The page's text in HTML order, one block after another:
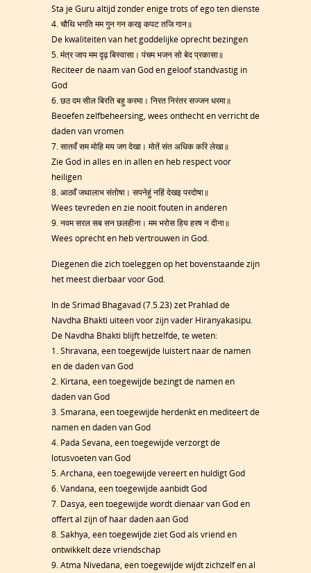
Sta je Guru altijd zonder enige trots of ego ten dienste
4. चौथि भगति मम गुन गन करइ कपट तजि गान॥
De kwaliteiten van het goddelijke oprecht bezingen
5. मंत्र जाप मम दृढ़ बिस्वासा। पंचम भजन सो बेद प्रकासा॥
Reciteer de naam van God en geloof standvastig in
God
6. छठ दम सील बिरति बहु करमा। निरत निरंतर सज्जन धरमा॥
Beoefen zelfbeheersing, wees onthecht en verricht de
daden van vromen
7. सातवँ सम मोहि मय जग देखा। मोतें संत अधिक करि लेखा॥
Zie God in alles en in allen en heb respect voor
heiligen
8. आठवँ जथालाभ संतोषा। सपनेहुं नहिं देखइ परदोषा॥
Wees tevreden en zie nooit fouten in anderen
9. नवम सरल सब सन छलहीना। मम भरोस हिय हरष न दीना॥
Wees oprecht en heb vertrouwen in God.
Diegenen die zich toeleggen op het bovenstaande zijn
het meest dierbaar voor God.
In de Srimad Bhagavad (7.5.23) zet Prahlad de
Navdha Bhakti uiteen voor zijn vader Hiranyakasipu.
De Navdha Bhakti blijft hetzelfde, te weten:
1. Shravana, een toegewijde luistert naar de namen
en de daden van God
2. Kirtana, een toegewijde bezingt de namen en
daden van God
3. Smarana, een toegewijde herdenkt en mediteert de
namen en daden van God
4. Pada Sevana, een toegewijde verzorgt de
lotusvoeten van God
5. Archana, een toegewijde vereert en huldigt God
6. Vandana, een toegewijde aanbidt God
7. Dasya, een toegewijde wordt dienaar van God en
offert al zijn of haar daden aan God
8. Sakhya, een toegewijde ziet God als vriend en
ontwikkelt deze vriendschap
9. Atma Nivedana, een toegewijde wijdt zichzelf en al